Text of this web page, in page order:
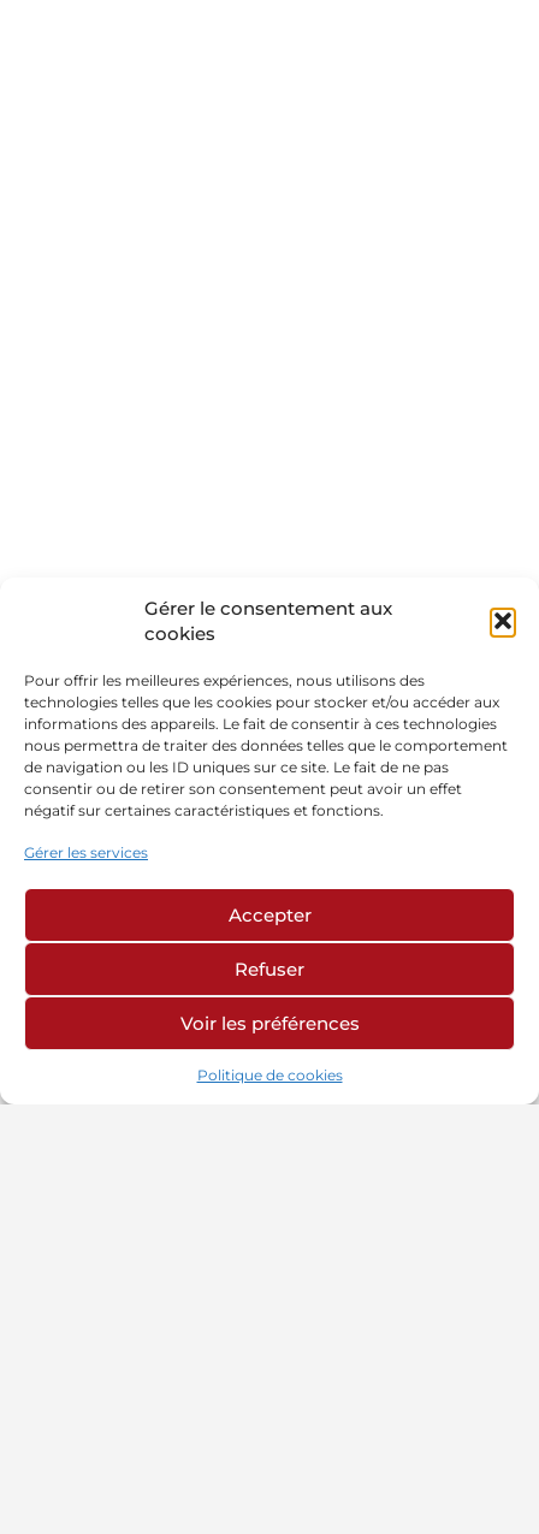
Gérer le consentement aux
cookies
Pour offrir les meilleures expériences, nous utilisons des
technologies telles que les cookies pour stocker et/ou accéder aux
informations des appareils. Le fait de consentir à ces technologies
nous permettra de traiter des données telles que le comportement
de navigation ou les ID uniques sur ce site. Le fait de ne pas
consentir ou de retirer son consentement peut avoir un effet
négatif sur certaines caractéristiques et fonctions.
Gérer les services
Accepter
Refuser
Voir les préférences
Politique de cookies